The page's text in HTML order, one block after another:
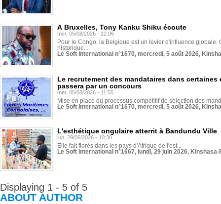
À Bruxelles, Tony Kanku Shiku écoute
mer, 05/08/2026 - 12:06
Pour le Congo, la Belgique est un levier d'influence globale.
historique...
Le Soft International n°1670, mercredi, 5 août 2026,
Le recrutement des mandataires dans
passera par un concours
mer, 05/08/2026 - 11:55
Mise en place du processus compétitif de sélection des
Le Soft International n°1670, mercredi, 5 août 2026,
L'esthétique ongulaire atterrit à Bandundu Ville
lun, 29/06/2026 - 10:30
Elle fait florès dans les pays d'Afrique de l'est...
Le Soft International n°1667, lundi, 29 juin 2026,
Displaying 1 - 5 of 5
ABOUT AUTHOR